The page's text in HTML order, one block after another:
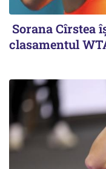
Sorana Cîrstea
clasamentul